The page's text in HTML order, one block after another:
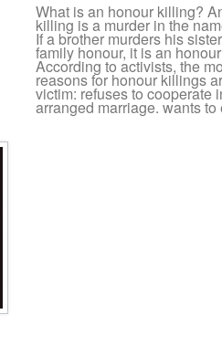
What is an honour killing?
killing is a murder in the
If a brother murders his
family honour, it is an
According to activists, the
reasons for honour killings
victim: refuses to cooperate
arranged marriage. wants